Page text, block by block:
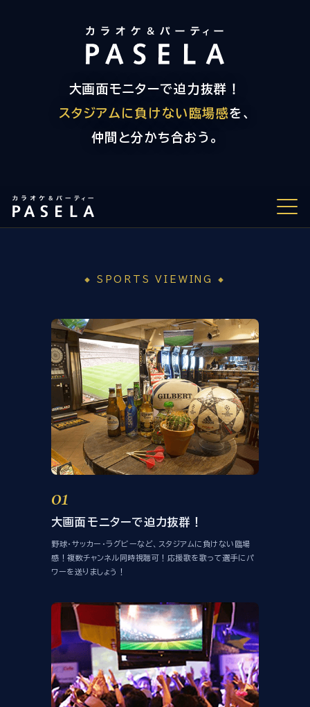
大画面モニターで迫力抜群！
スタジアムに負けない臨場感を、
仲間と分かち合おう。
放映スケジュール
店舗情報・ご予約
パセラリゾーツ
SPORTS VIEWING
01
大画面モニターで迫力抜群！
野球・サッカー・ラグビーなど、スタジアムに負けない臨場
感！複数チャンネル同時視聴可！応援歌を歌って選手にパ
ワーを送りましょう！